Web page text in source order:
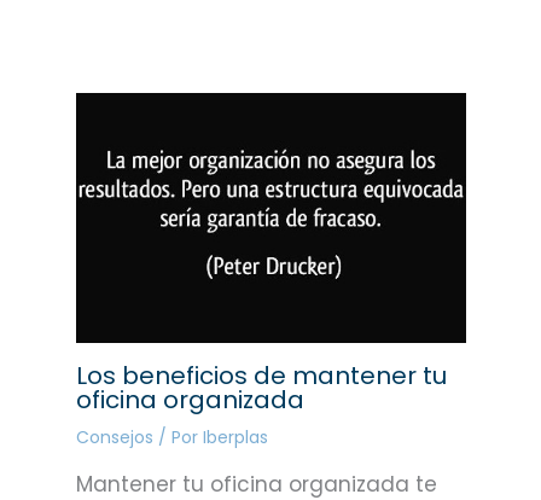
Los beneficios de mantener tu
oficina organizada
Consejos / Por Iberplas
Mantener tu oficina organizada te